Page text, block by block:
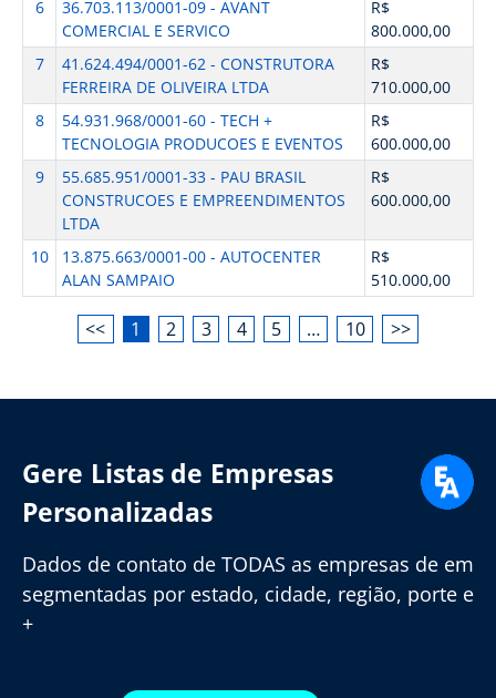
6
36.703.113/0001-09 - AVANT
COMERCIAL E SERVICO
R$
800.000,00
7
41.624.494/0001-62 - CONSTRUTORA
FERREIRA DE OLIVEIRA LTDA
R$
710.000,00
8
54.931.968/0001-60 - TECH +
TECNOLOGIA PRODUCOES E EVENTOS
R$
600.000,00
9
55.685.951/0001-33 - PAU BRASIL
CONSTRUCOES E EMPREENDIMENTOS
LTDA
R$
600.000,00
10
13.875.663/0001-00 - AUTOCENTER
ALAN SAMPAIO
R$
510.000,00
<< 1 2 3 4 5 … 10 >>
Gere Listas de Empresas
Personalizadas
Dados de contato de TODAS as empresas de em
segmentadas por estado, cidade, região, porte e
+